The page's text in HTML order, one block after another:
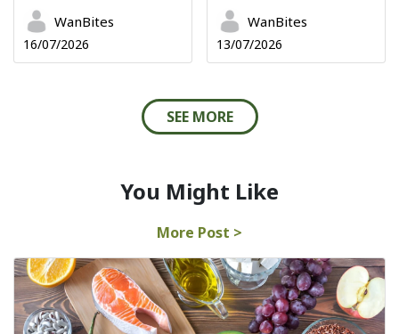
WanBites
16/07/2026
WanBites
13/07/2026
SEE MORE
You Might Like
More Post >